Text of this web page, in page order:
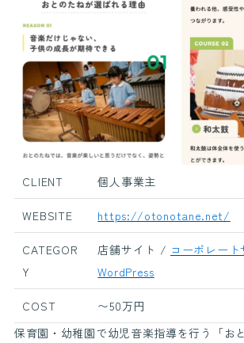
CLIENT 個人事業主
WEBSITE https://otonotane.net/
CATEGOR
Y
店舗サイト / コーポレート
WordPress
COST
〜50万円
保育園・幼稚園で幼児音楽指導を行う「お